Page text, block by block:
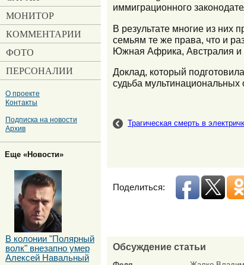
иммиграционного
В результате многие из них
семьям те же права, что и
Южная Африка, Австралия и
Доклад, который
судьба мультинациональных
Трагическая смерть в
Поделиться:
Обсуждение статьи
МОНИТОР
КОММЕНТАРИИ
ФОТО
ПЕРСОНАЛИИ
О проекте
Контакты
Подписка на новости
Архив
Еще «Новости»
В колонии "Полярный
волк" внезапно умер
Алексей Навальный